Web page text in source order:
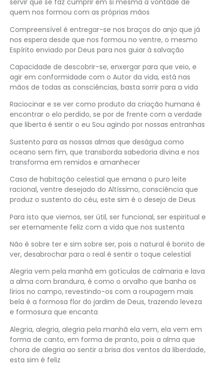
servir que se faz cumprir em si mesma a vontade de
quem nos formou com as próprias mãos
Compreensível é entregar-se nos braços do anjo que já
nos espera desde que nos formou no ventre, o mesmo
Espírito enviado por Deus para nos guiar à salvação
Capacidade de descobrir-se, enxergar para que veio, e
agir em conformidade com o Autor da vida, está nas
mãos de todas as consciências, basta sorrir para a vida
Raciocinar e se ver como produto da criação humana é
encontrar o elo perdido, se por de frente com a verdade
que liberta é sentir o eu Sou agindo por nossas entranhas
Sustento para as nossas almas que deságua como
oceano sem fim, que transborda sabedoria divina e nos
transforma em remidos e amanhecer
Casa de habitação celestial que emana o puro leite
racional, ventre desejado do Altíssimo, consciência que
produz o sustento do céu, este sim é o desejo de Deus
Para isto que viemos, ser útil, ser funcional, ser espiritual e
ser eternamente feliz com a vida que nos sustenta
Não é sobre ter e sim sobre ser, pois o natural é bonito de
ver, desabrochar para o real é sentir o toque celestial
Alegria vem pela manhã em gotículas de calmaria e lava
a alma com brandura, é como o orvalho que banha os
lírios no campo, revestindo-os com a roupagem mais
bela é a formosa flor do jardim de Deus, trazendo leveza
e formosura que encanta
Alegria, alegria, alegria pela manhã ela vem, ela vem em
forma de canto, em forma de pranto, pois a alma que
chora de alegria ao sentir a brisa dos ventos da liberdade,
esta sim é feliz